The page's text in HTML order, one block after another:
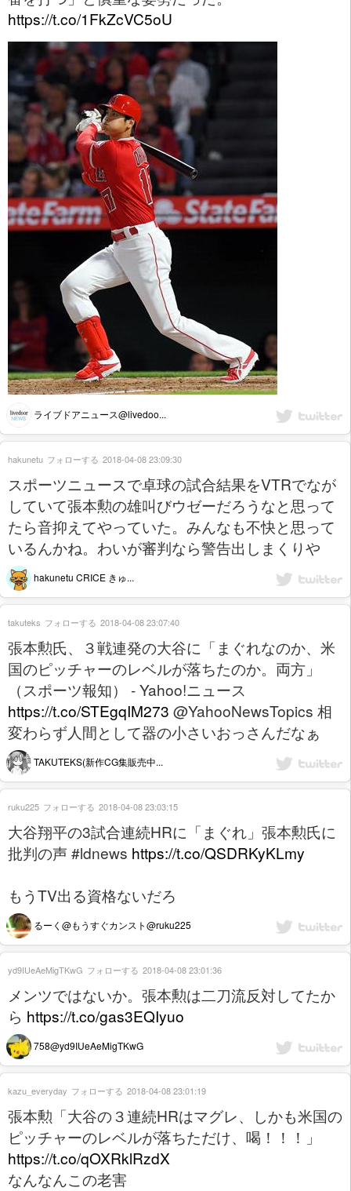
https://t.co/1FkZcVC5oU
ライブドアニュース@livedoo...
スポーツニュースで卓球の試合結果をVTRでなが
していて張本勲の雄叫びウゼーだろうなと思って
たら音抑えてやっていた。みんなも不快と思って
いるんかね。わいが審判なら警告出しまくりや
hakunetu CRICE きゅ...
hakunetu フォローする 2018-04-08 23:09:30
張本勲氏、３戦連発の大谷に「まぐれなのか、米
国のピッチャーのレベルが落ちたのか。両方」
（スポーツ報知） - Yahoo!ニュース
https://t.co/STEgqIM273 @YahooNewsTopics 相
変わらず人間として器の小さいおっさんだなぁ
TAKUTEKS(新作CG集販売中...
takuteks フォローする 2018-04-08 23:07:40
大谷翔平の3試合連続HRに「まぐれ」張本勲氏に
批判の声 #ldnews https://t.co/QSDRKyKLmy
もうTV出る資格ないだろ
るーく@もうすぐカンスト@ruku225
ruku225 フォローする 2018-04-08 23:03:15
メンツではないか。張本勲は二刀流反対してたか
ら https://t.co/gas3EQIyuo
758@yd9IUeAeMigTKwG
yd9IUeAeMigTKwG フォローする 2018-04-08 23:01:36
張本勲「大谷の３連続HRはマグレ、しかも米国の
ピッチャーのレベルが落ちただけ、喝！！！」
https://t.co/qOXRklRzdX
なんなんこの老害
kazu_everyday フォローする 2018-04-08 23:01:19